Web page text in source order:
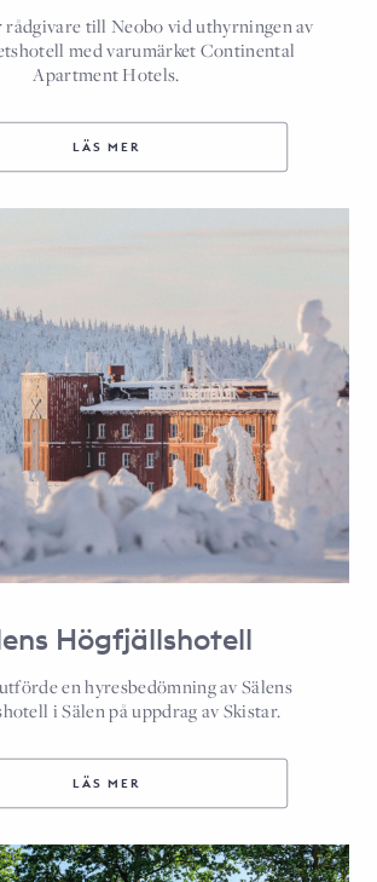
till Neobo vid uthyrningen av
med varumärket Continental
Apartment Hotels.
LÄS MER
Högfjällshotell
en hyresbedömning av Sälens
i Sälen på uppdrag av Skistar.
LÄS MER